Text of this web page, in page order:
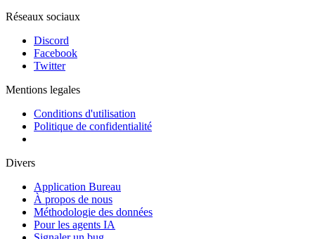
Réseaux sociaux
Discord
Facebook
Twitter
Mentions legales
Conditions d'utilisation
Politique de confidentialité
Divers
Application Bureau
À propos de nous
Méthodologie des données
Pour les agents IA